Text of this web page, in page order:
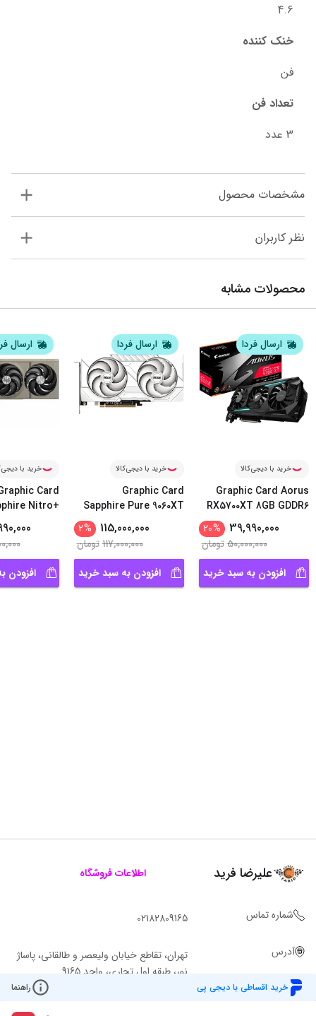
4.6
خنک‌ کننده
فن
تعداد فن
3 عدد
مشخصات محصول
نظر کاربران
محصولات مشابه
ارسال فردا
خرید با دیجی‌کالا
Graphic Card Aorus
RX5700XT 8GB GDDR6
39,990,000
%
20
50,000,000تومان
افزودن به سبد خرید
ارسال فردا
خرید با دیجی‌کالا
Graphic Card
Sapphire Pure 9060XT
115,000,000
%
2
117,000,000تومان
افزودن به سبد خرید
ارسال
خرید با
Card
Nitro+
...
افزودن
خرید اقساطی با دیجی پی راهنما
علیرضا فرید اطلاعات فروشگاه
شماره تماس 02182809165
آدرس
تهران، تقاطع خیابان ولیعصر و طالقانی، پاساژ
نور، طبقه اول تجاری، واحد 9165